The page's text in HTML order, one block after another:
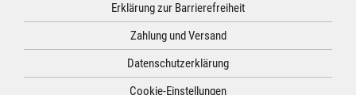
Erklärung zur Barrierefreiheit
Zahlung und Versand
Datenschutzerklärung
Cookie-Einstellungen